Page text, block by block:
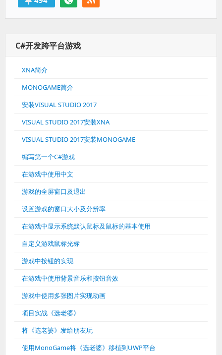
C#开发跨平台游戏
XNA简介
MONOGAME简介
安装VISUAL STUDIO 2017
VISUAL STUDIO 2017安装XNA
VISUAL STUDIO 2017安装MONOGAME
编写第一个C#游戏
在游戏中使用中文
游戏的全屏窗口及退出
设置游戏的窗口大小及分辨率
在游戏中显示系统默认鼠标及鼠标的基本使用
自定义游戏鼠标光标
游戏中按钮的实现
在游戏中使用背景音乐和按钮音效
游戏中使用多张图片实现动画
项目实战《选老婆》
将《选老婆》发给朋友玩
使用MonoGame将《选老婆》移植到UWP平台